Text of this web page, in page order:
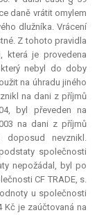
daně vrátit omylem
dlužníka. Vrácení
Z tohoto pravidla
která je provedena
který nebyl do doby
na úhradu jiného
na dani z příjmů
byl převeden na
na dani z příjmů
nevznikl.
společnosti
nepožádal, byl po
CF TRADE, s.
u společnosti
Kč je zaúčtovaná na